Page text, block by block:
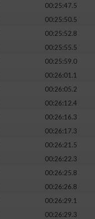
00:25:47.5
00:25:50.5
00:25:52.8
00:25:55.5
00:25:59.0
00:26:01.1
00:26:05.2
00:26:12.4
00:26:16.3
00:26:17.3
00:26:21.5
00:26:22.3
00:26:25.8
00:26:26.8
00:26:29.1
00:26:29.3